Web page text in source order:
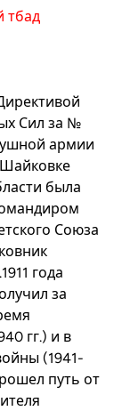
тбад
Сил за №
армии
была
Союза
года
за
гг.) и в
(1941-
путь от